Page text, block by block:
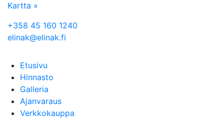
Kartta »
+358 45 160 1240
elinak@elinak.fi
Etusivu
Hinnasto
Galleria
Ajanvaraus
Verkkokauppa